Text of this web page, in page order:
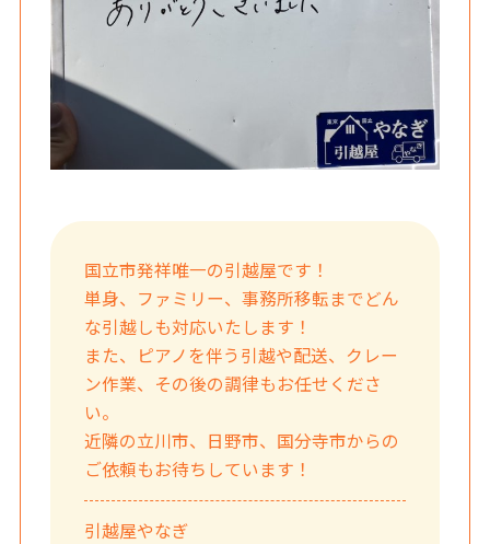
国立市発祥唯一の引越屋です！
単身、ファミリー、事務所移転までどん
な引越しも対応いたします！
また、ピアノを伴う引越や配送、クレー
ン作業、その後の調律もお任せくださ
い。
近隣の立川市、日野市、国分寺市からの
ご依頼もお待ちしています！
引越屋やなぎ